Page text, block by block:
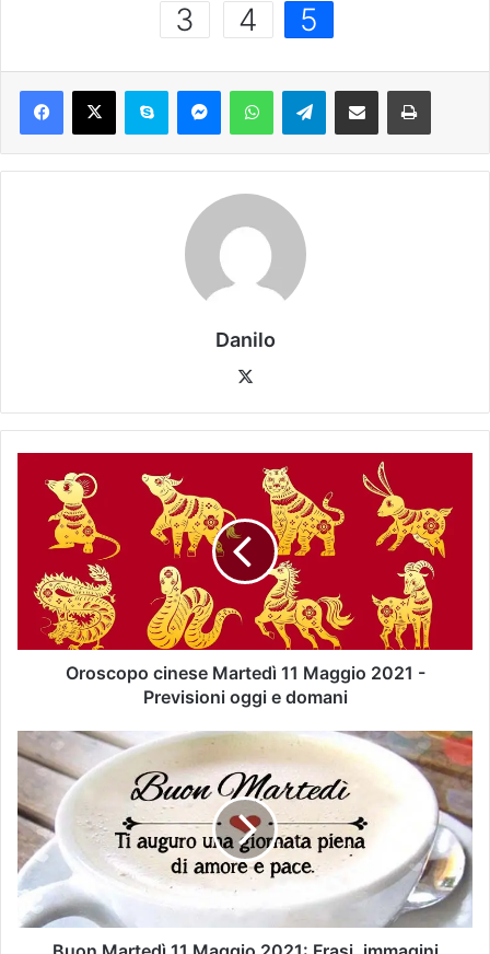
3
4 5
Danilo
Oroscopo cinese Martedì 11 Maggio 2021 -
Previsioni oggi e domani